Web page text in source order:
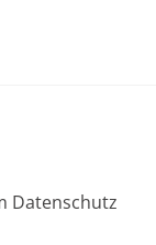
Datenschutz